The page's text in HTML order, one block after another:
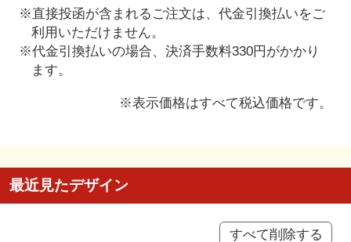
※直接投函が含まれるご注文は、代金引換払いをご
利用いただけません。
※代金引換払いの場合、決済手数料330円がかかり
ます。
※表示価格はすべて税込価格です。
最近見たデザイン
すべて削除する